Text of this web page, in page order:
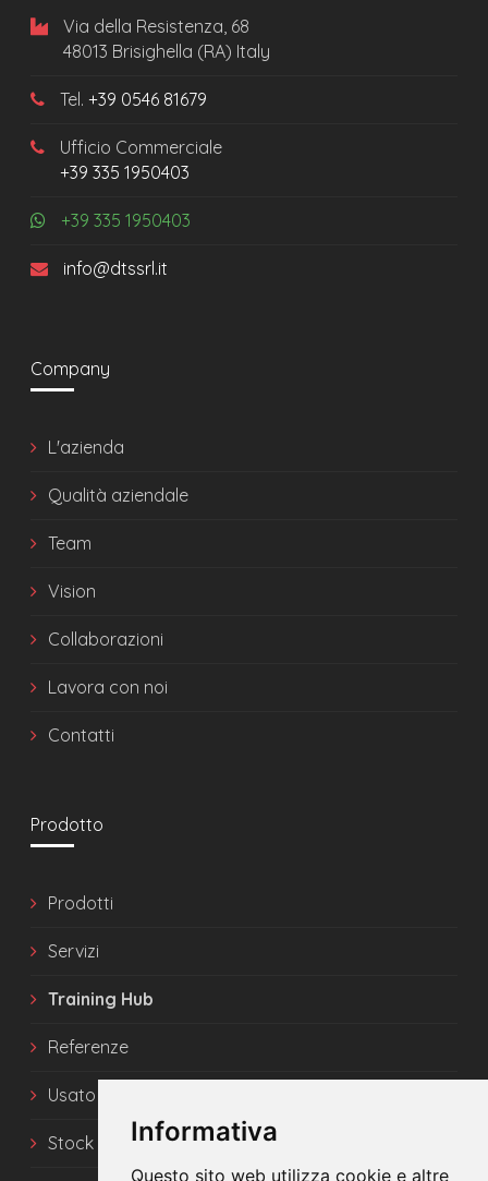
Informativa
Questo sito web utilizza cookie e altre
Via della Resistenza, 68
48013 Brisighella (RA) Italy
Tel.+39 0546 81679
Ufficio Commerciale
+39 335 1950403
+39 335 1950403
info@dtssrl.it
Company
L'azienda
Qualità aziendale
Team
Vision
Collaborazioni
Lavora con noi
Contatti
Prodotto
Prodotti
Servizi
Training Hub
Referenze
Usato
Stock